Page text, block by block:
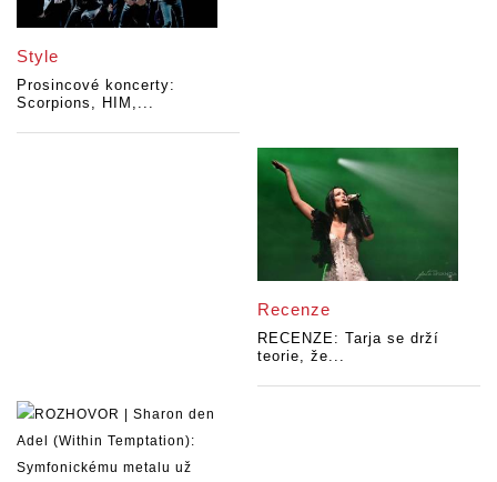
Style
Prosincové koncerty:
Scorpions, HIM,...
Recenze
RECENZE: Tarja se drží
teorie, že...